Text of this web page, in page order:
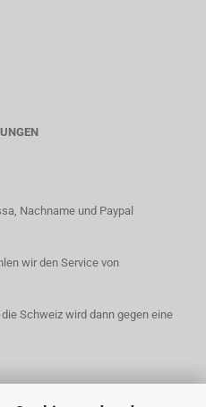
Nachname und Paypal
wir den Service von
Schweiz wird dann gegen eine